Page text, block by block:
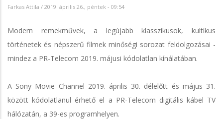
Farkas Attila / 2019. április 26., péntek - 09:54
Modern remekművek, a legújabb klasszikusok, kultikus
történetek és népszerű filmek minőségi sorozat feldolgozásai -
mindez a PR-Telecom 2019. májusi kódolatlan kínálatában.
A Sony Movie Channel 2019. április 30. délelőtt és május 31.
között kódolatlanul érhető el a PR-Telecom digitális kábel TV
hálózatán, a 39-es programhelyen.